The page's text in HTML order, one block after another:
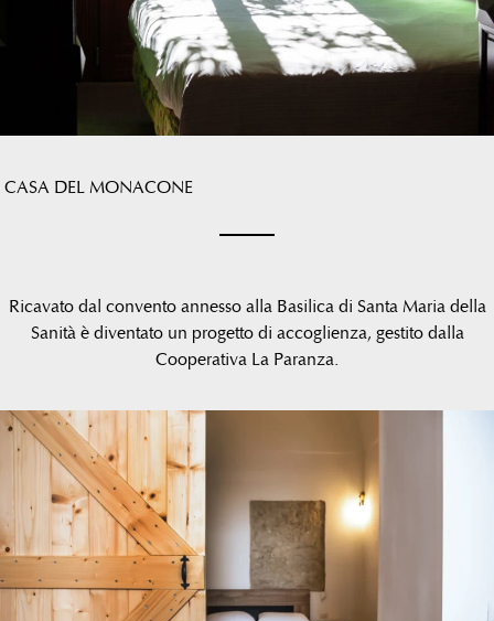
CASA DEL MONACONE
Ricavato dal convento annesso alla Basilica di Santa Maria della
Sanità è diventato un progetto di accoglienza, gestito dalla
Cooperativa La Paranza.